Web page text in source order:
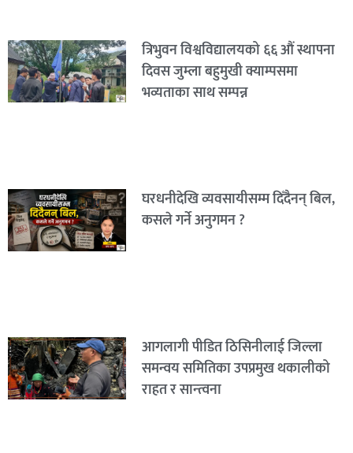
त्रिभुवन विश्वविद्यालयको ६६ औं स्थापना
दिवस जुम्ला बहुमुखी क्याम्पसमा
भव्यताका साथ सम्पन्न
घरधनीदेखि व्यवसायीसम्म दिँदैनन् बिल,
कसले गर्ने अनुगमन ?
आगलागी पीडित ठिसिनीलाई जिल्ला
समन्वय समितिका उपप्रमुख थकालीको
राहत र सान्त्वना